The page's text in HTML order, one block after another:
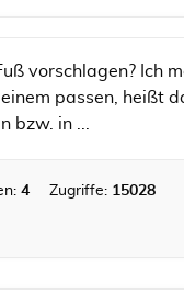
vorschlagen? Ich
passen, heißt
bzw. in ...
4 Zugriffe: 15028